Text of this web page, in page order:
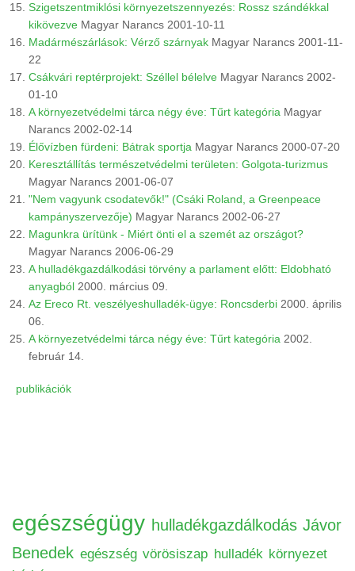
Szigetszentmiklósi környezetszennyezés: Rossz szándékkal
kikövezve Magyar Narancs 2001-10-11
Madármészárlások: Vérző szárnyak Magyar Narancs 2001-11-
22
Csákvári reptérprojekt: Széllel bélelve Magyar Narancs 2002-
01-10
A környezetvédelmi tárca négy éve: Tűrt kategória Magyar
Narancs 2002-02-14
Élővízben fürdeni: Bátrak sportja Magyar Narancs 2000-07-20
Keresztállítás természetvédelmi területen: Golgota-turizmus
Magyar Narancs 2001-06-07
"Nem vagyunk csodatevők!" (Csáki Roland, a Greenpeace
kampányszervezője) Magyar Narancs 2002-06-27
Magunkra ürítünk - Miért önti el a szemét az országot?
Magyar Narancs 2006-06-29
A hulladékgazdálkodási törvény a parlament előtt: Eldobható
anyagból 2000. március 09.
Az Ereco Rt. veszélyeshulladék-ügye: Roncsderbi 2000. április
06.
A környezetvédelmi tárca négy éve: Tűrt kategória 2002.
február 14.
publikációk
egészségügy hulladékgazdálkodás Jávor
Benedek egészség vörösiszap hulladék környezet